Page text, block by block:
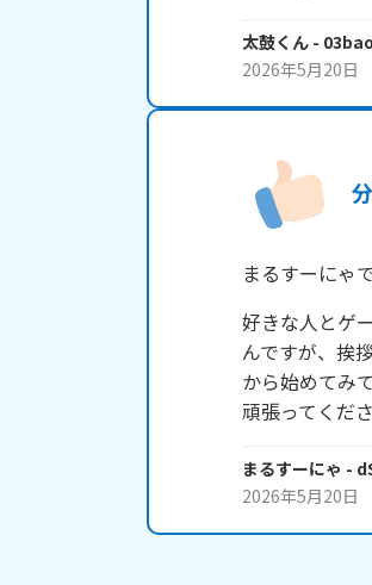
太鼓くん -
2026年5月20日
まるすーにゃ
好きな人とゲ
んですが、挨
から始めてみ
頑張ってくだ
まるすーにゃ -
2026年5月20日